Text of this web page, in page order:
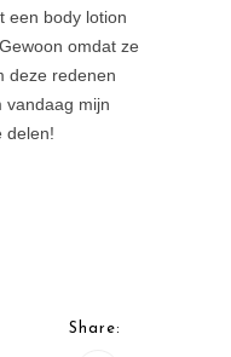
een body lotion
omdat ze
deze redenen
vandaag mijn
delen!
Share: